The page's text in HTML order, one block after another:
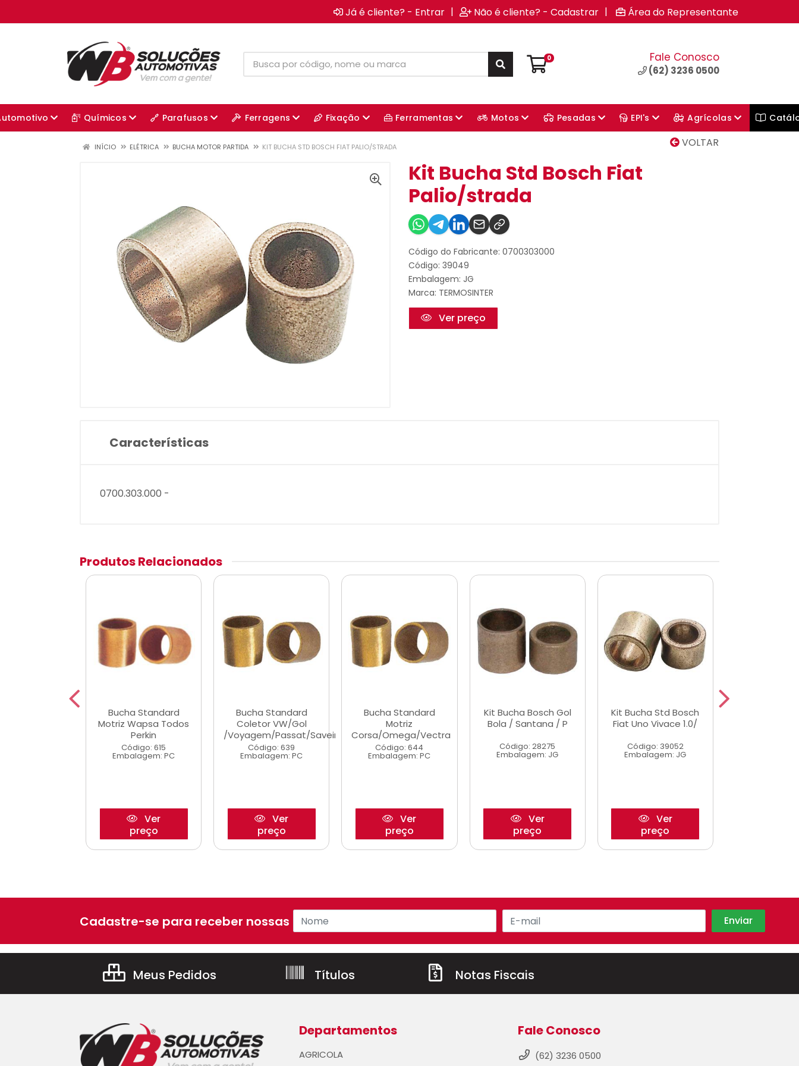
Já é cliente? - Entrar | Não é cliente? - Cadastrar | Área do Representante
0 Fale Conosco
(62) 3236 0500
Químicos Parafusos Ferragens Fixação Ferramentas Motos Pesadas EPI's Agrícolas
VOLTAR
INÍCIO ELÉTRICA BUCHA MOTOR PARTIDA KIT BUCHA STD BOSCH FIAT PALIO/STRADA
Kit Bucha Std Bosch Fiat
Palio/strada
Código do Fabricante: 0700303000
Código: 39049
Embalagem: JG
Marca: TERMOSINTER
Ver preço
Características
0700.303.000 -
Produtos Relacionados
Bucha Standard
Motriz Wapsa Todos
Perkin
Código: 615
Embalagem: PC
Ver
preço
Bucha Standard
Coletor VW/Gol
/Voyagem/Passat/Saveiro
Código: 639
Embalagem: PC
Ver
preço
Bucha Standard
Motriz
Corsa/Omega/Vectra
Código: 644
Embalagem: PC
Ver
preço
Kit Bucha Bosch Gol
Bola / Santana / P
Código: 28275
Embalagem: JG
Ver
preço
Kit Bucha Std Bosch
Fiat Uno Vivace 1.0/
Código: 39052
Embalagem: JG
Ver
preço
Cadastre-se para receber nossas ofertas!
Meus Pedidos Títulos Notas Fiscais
Departamentos
AGRICOLA
Fale Conosco
(62) 3236 0500